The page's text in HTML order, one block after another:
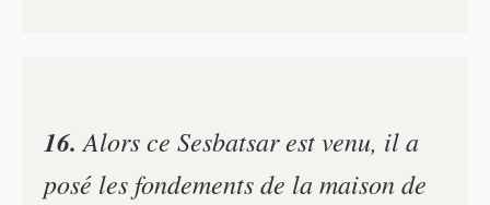
16. Alors ce Sesbatsar est venu, il a
posé les fondements de la maison de